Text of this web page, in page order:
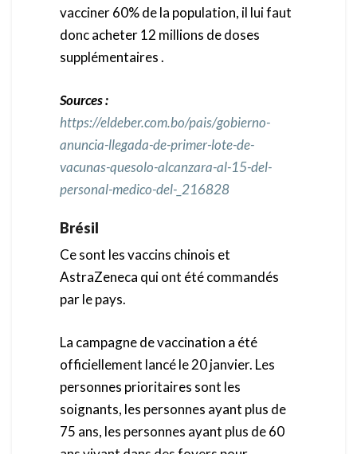
vacciner 60% de la population, il lui faut
donc acheter 12 millions de doses
supplémentaires .
Sources :
https://eldeber.com.bo/pais/gobierno-
anuncia-llegada-de-primer-lote-de-
vacunas-quesolo-alcanzara-al-15-del-
personal-medico-del-_216828
Brésil
Ce sont les vaccins chinois et
AstraZeneca qui ont été commandés
par le pays.
La campagne de vaccination a été
officiellement lancé le 20 janvier. Les
personnes prioritaires sont les
soignants, les personnes ayant plus de
75 ans, les personnes ayant plus de 60